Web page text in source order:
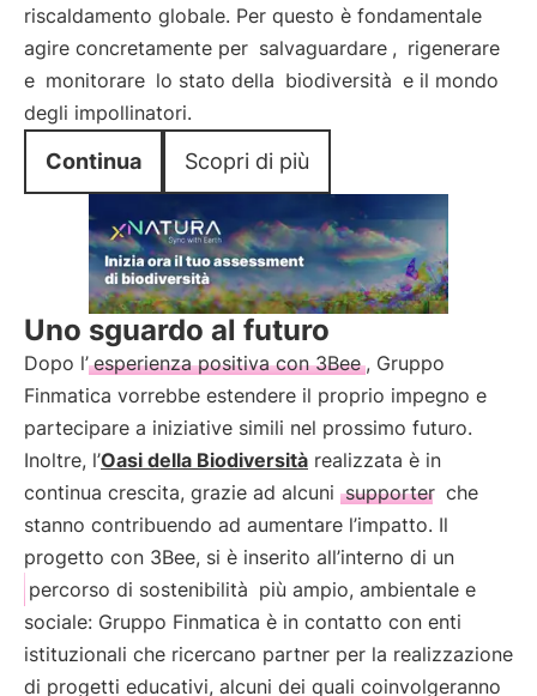
riscaldamento globale. Per questo è fondamentale
agire concretamente per salvaguardare , rigenerare
e monitorare lo stato della biodiversità e il mondo
degli impollinatori.
Continua Scopri di più
Uno sguardo al futuro
Dopo l’ esperienza positiva con 3Bee , Gruppo
Finmatica vorrebbe estendere il proprio impegno e
partecipare a iniziative simili nel prossimo futuro.
Inoltre, l’Oasi della Biodiversità realizzata è in
continua crescita, grazie ad alcuni supporter che
stanno contribuendo ad aumentare l’impatto. Il
progetto con 3Bee, si è inserito all’interno di un
percorso di sostenibilità più ampio, ambientale e
sociale: Gruppo Finmatica è in contatto con enti
istituzionali che ricercano partner per la realizzazione
di progetti educativi, alcuni dei quali coinvolgeranno